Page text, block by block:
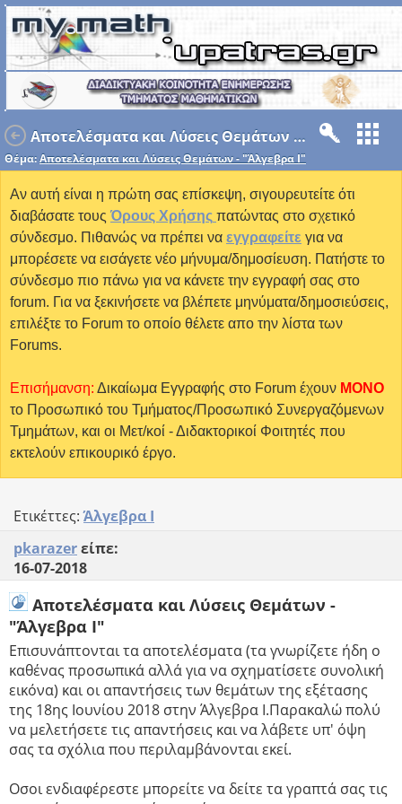
Αποτελέσματα και Λύσεις Θεμάτων - "Άλγεβρα Ι"
Θέμα:Αποτελέσματα και Λύσεις Θεμάτων - "Άλγεβρα Ι"
Αν αυτή είναι η πρώτη σας επίσκεψη, σιγουρευτείτε ότι
διαβάσατε τους Όρους Χρήσης πατώντας στο σχετικό
σύνδεσμο. Πιθανώς να πρέπει να εγγραφείτε για να
μπορέσετε να εισάγετε νέο μήνυμα/δημοσίευση. Πατήστε το
σύνδεσμο πιο πάνω για να κάνετε την εγγραφή σας στο
forum. Για να ξεκινήσετε να βλέπετε μηνύματα/δημοσιεύσεις,
επιλέξτε το Forum το οποίο θέλετε απο την λίστα των
Forums.
Επισήμανση: Δικαίωμα Εγγραφής στο Forum έχουν MONO
το Προσωπικό του Τμήματος/Προσωπικό Συνεργαζόμενων
Τμημάτων, και οι Μετ/κοί - Διδακτορικοί Φοιτητές που
εκτελούν επικουρικό έργο.
Ετικέττες:Άλγεβρα Ι
pkarazerείπε:
16-07-2018
Αποτελέσματα και Λύσεις Θεμάτων -
"Άλγεβρα Ι"
Επισυνάπτονται τα αποτελέσματα (τα γνωρίζετε ήδη ο
καθένας προσωπικά αλλά για να σχηματίσετε συνολική
εικόνα) και οι απαντήσεις των θεμάτων της εξέτασης
της 18ης Ιουνίου 2018 στην Άλγεβρα Ι.Παρακαλώ πολύ
να μελετήσετε τις απαντήσεις και να λάβετε υπ' όψη
σας τα σχόλια που περιλαμβάνονται εκεί.
Οσοι ενδιαφέρεστε μπορείτε να δείτε τα γραπτά σας τις